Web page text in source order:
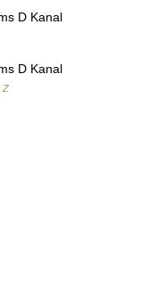
D Kanal
D Kanal
Z